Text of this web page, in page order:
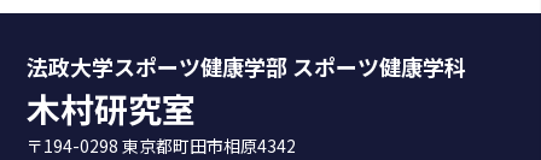
法政大学スポーツ健康学部 スポーツ健康学科
木村研究室
〒194-0298 東京都町田市相原4342